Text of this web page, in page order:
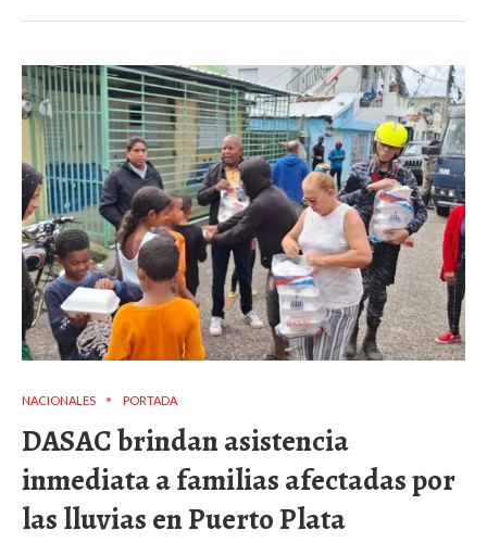
NACIONALES PORTADA
DASAC brindan asistencia
inmediata a familias afectadas por
las lluvias en Puerto Plata